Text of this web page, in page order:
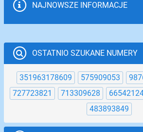
NAJNOWSZE INFORMACJE
OSTATNIO SZUKANE NUMERY
351963178609 575909053
727723821
713309628
483893849